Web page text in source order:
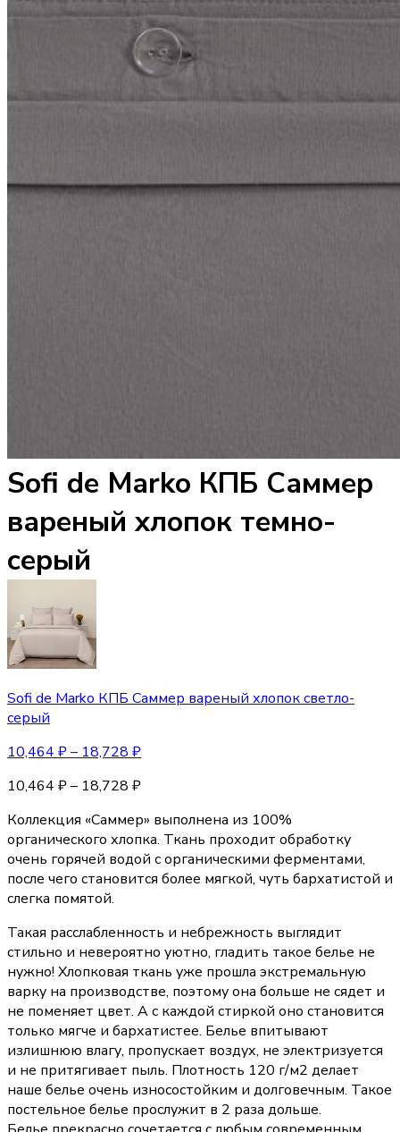
Sofi de Marko КПБ Саммер
вареный хлопок темно-
серый
Sofi de Marko КПБ Саммер вареный хлопок светло-
серый
10,464 ₽– 18,728 ₽
10,464 ₽– 18,728 ₽
Коллекция «Саммер» выполнена из 100%
органического хлопка. Ткань проходит обработку
очень горячей водой с органическими ферментами,
после чего становится более мягкой, чуть бархатистой и
слегка помятой.
Такая расслабленность и небрежность выглядит
стильно и невероятно уютно, гладить такое белье не
нужно! Хлопковая ткань уже прошла экстремальную
варку на производстве, поэтому она больше не сядет и
не поменяет цвет. А с каждой стиркой оно становится
только мягче и бархатистее. Белье впитывают
излишнюю влагу, пропускает воздух, не электризуется
и не притягивает пыль. Плотность 120 г/м2 делает
наше белье очень износостойким и долговечным. Такое
постельное белье прослужит в 2 раза дольше.